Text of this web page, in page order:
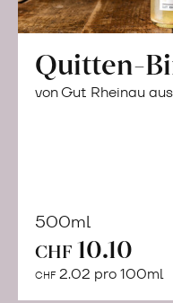
Quitten-
von Gut Rheinau
500ml
CHF 10.10
CHF 2.02 pro 100ml